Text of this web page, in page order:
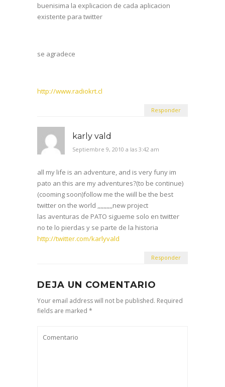
buenisima la explicacion de cada aplicacion
existente para twitter
se agradece
http://www.radiokrt.cl
Responder
karly vald
Septiembre 9, 2010 a las 3:42 am
all my life is an adventure, and is very funy im
pato an this are my adventures?(to be continue)
(cooming soon)follow me the wiill be the best
twitter on the world ,,,,,,,,,,new project
las aventuras de PATO sigueme solo en twitter
no te lo pierdas y se parte de la historia
http://twitter.com/karlyvald
Responder
DEJA UN COMENTARIO
Your email address will not be published. Required
fields are marked *